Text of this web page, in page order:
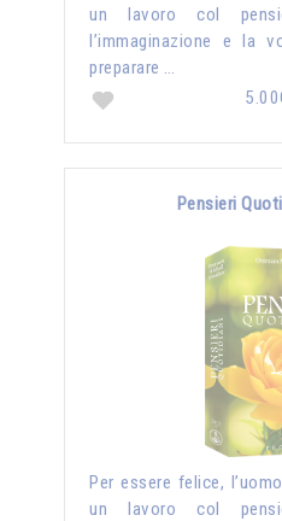
un lavoro col
l’immaginazione e la
preparare …
Pensieri
Per essere felice,
un lavoro col